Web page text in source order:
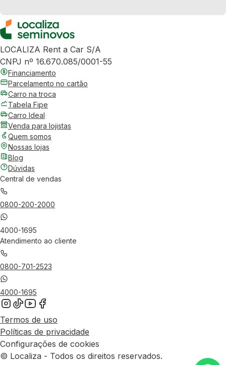
LOCALIZA Rent a Car S/A
CNPJ nº 16.670.085/0001-55
Financiamento
Parcelamento no cartão
Carro na troca
Tabela Fipe
Carro Ideal
Venda para lojistas
Quem somos
Nossas lojas
Blog
Dúvidas
Central de vendas
0800-200-2000
4000-1695
Atendimento ao cliente
0800-701-2523
4000-1695
Termos de uso
Políticas de privacidade
Configurações de cookies
© Localiza - Todos os direitos reservados.